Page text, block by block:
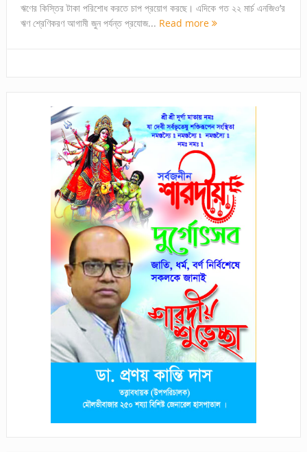
ঋণের কিস্তির টাকা পরিশোধ করতে চাপ প্রয়োগ করছে। এদিকে গত ২২ মার্চ এনজিও’র
ঋণ শ্রেণিকরণ আগামী জুন পর্যন্ত প্রযোজ... Read more